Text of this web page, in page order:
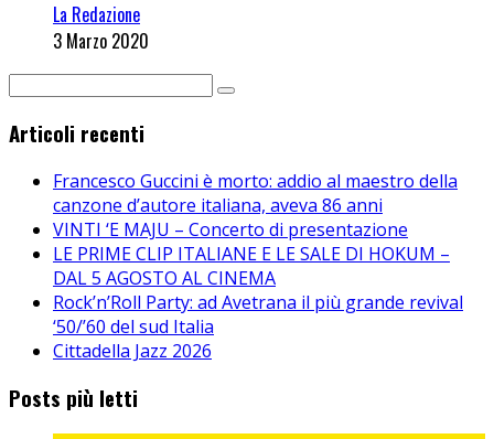
La Redazione
3 Marzo 2020
Articoli recenti
Francesco Guccini è morto: addio al maestro della
canzone d’autore italiana, aveva 86 anni
VINTI ‘E MAJU – Concerto di presentazione
LE PRIME CLIP ITALIANE E LE SALE DI HOKUM –
DAL 5 AGOSTO AL CINEMA
Rock’n’Roll Party: ad Avetrana il più grande revival
‘50/’60 del sud Italia
Cittadella Jazz 2026
Posts più letti